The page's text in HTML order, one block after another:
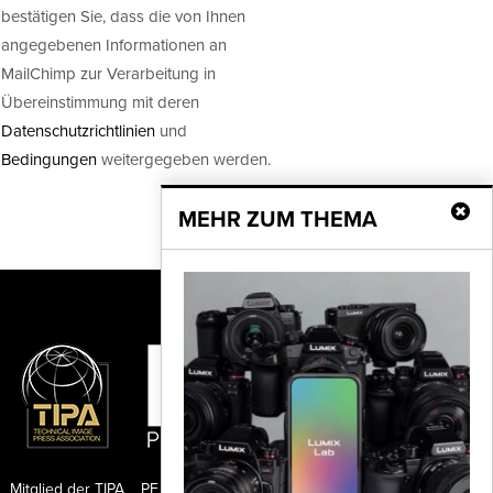
bestätigen Sie, dass die von Ihnen
angegebenen Informationen an
MailChimp zur Verarbeitung in
Übereinstimmung mit deren
Datenschutzrichtlinien und
Bedingungenweitergegeben werden.
MEHR ZUM THEMA
PF Publishing GmbH
Mitglied der TIPA